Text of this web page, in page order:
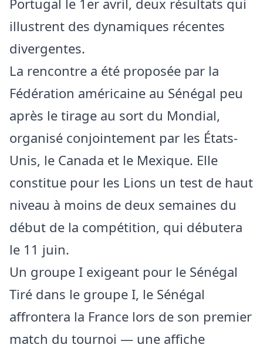
illustrent des dynamiques récentes
divergentes.
La rencontre a été proposée par la
Fédération américaine au Sénégal peu
après le tirage au sort du Mondial,
organisé conjointement par les États-
Unis, le Canada et le Mexique. Elle
constitue pour les Lions un test de haut
niveau à moins de deux semaines du
début de la compétition, qui débutera
le 11 juin.
Un groupe I exigeant pour le Sénégal
Tiré dans le groupe I, le Sénégal
affrontera la France lors de son premier
match du tournoi — une affiche